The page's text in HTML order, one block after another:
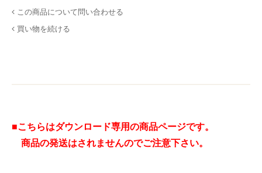
この商品について問い合わせる
買い物を続ける
■こちらはダウンロード専用の商品ページです。
商品の発送はされませんのでご注意下さい。